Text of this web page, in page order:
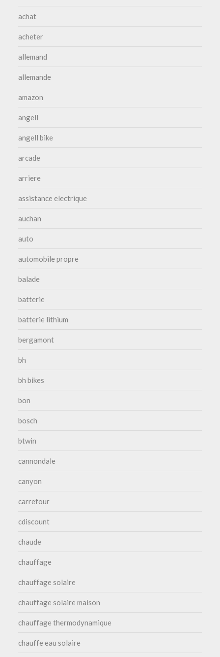
achat
acheter
allemand
allemande
amazon
angell
angell bike
arcade
arriere
assistance electrique
auchan
auto
automobile propre
balade
batterie
batterie lithium
bergamont
bh
bh bikes
bon
bosch
btwin
cannondale
canyon
carrefour
cdiscount
chaude
chauffage
chauffage solaire
chauffage solaire maison
chauffage thermodynamique
chauffe eau solaire